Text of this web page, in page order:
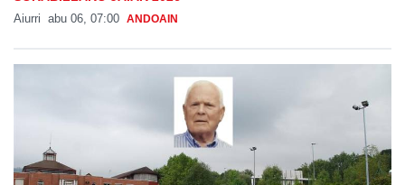
Aiurri abu 06, 07:00 ANDOAIN